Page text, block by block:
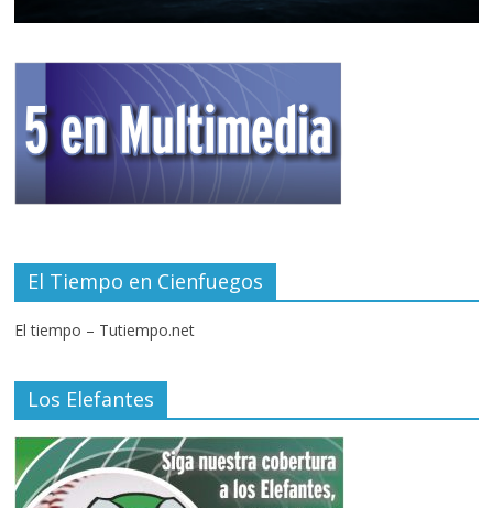
El Tiempo en Cienfuegos
El tiempo – Tutiempo.net
Los Elefantes